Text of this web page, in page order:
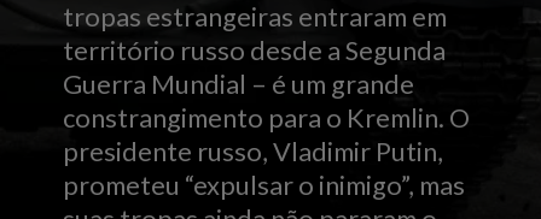
tropas estrangeiras entraram em
território russo desde a Segunda
Guerra Mundial – é um grande
constrangimento para o Kremlin. O
presidente russo, Vladimir Putin,
prometeu “expulsar o inimigo”, mas